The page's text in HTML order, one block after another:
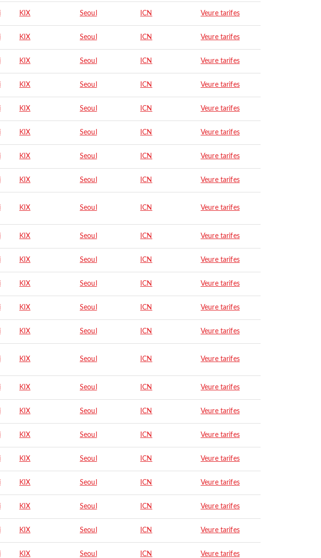
KIX Seoul ICN Veure tarifes
KIX Seoul ICN Veure tarifes
KIX Seoul ICN Veure tarifes
KIX Seoul ICN Veure tarifes
KIX Seoul ICN Veure tarifes
KIX Seoul ICN Veure tarifes
KIX Seoul ICN Veure tarifes
KIX Seoul ICN Veure tarifes
KIX Seoul ICN Veure tarifes
KIX Seoul ICN Veure tarifes
KIX Seoul ICN Veure tarifes
KIX Seoul ICN Veure tarifes
KIX Seoul ICN Veure tarifes
KIX Seoul ICN Veure tarifes
KIX Seoul ICN Veure tarifes
KIX Seoul ICN Veure tarifes
KIX Seoul ICN Veure tarifes
KIX Seoul ICN Veure tarifes
KIX Seoul ICN Veure tarifes
KIX Seoul ICN Veure tarifes
KIX Seoul ICN Veure tarifes
KIX Seoul ICN Veure tarifes
KIX Seoul ICN Veure tarifes